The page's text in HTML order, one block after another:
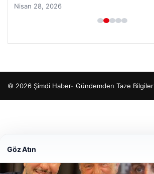
Nisan 28, 2026
© 2026 Şimdi Haber- Gündemden Taze Bilgiler
Göz Atın